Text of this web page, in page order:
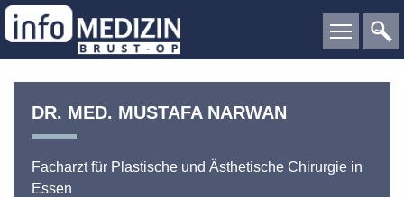
DR. MED. MUSTAFA NARWAN
Facharzt für Plastische und Ästhetische Chirurgie in
Essen